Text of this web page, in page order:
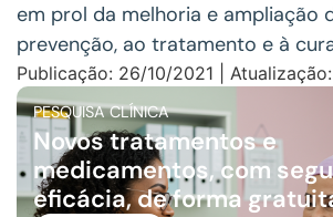
em prol da melhoria e ampliação
prevenção, ao tratamento e à
Publicação: 26/10/2021 |
PESQUISA CLÍNICA
Novos tratamentos e
medicamentos, com
eficácia, de forma